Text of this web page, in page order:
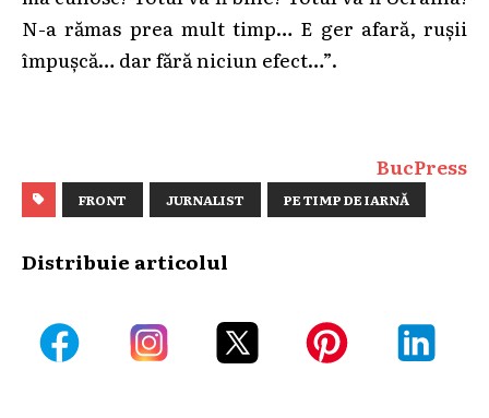
N-a rămas prea mult timp… E ger afară, rușii
împușcă… dar fără niciun efect…”.
BucPress
FRONT JURNALIST PE TIMP DE IARNĂ
Distribuie articolul